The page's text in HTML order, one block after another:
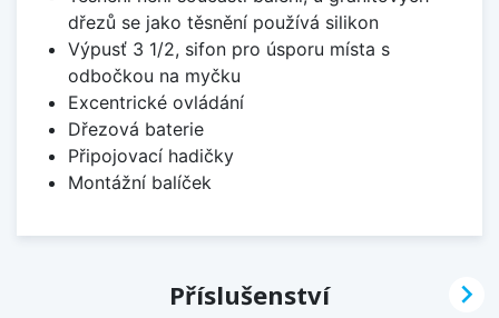
dřezů se jako těsnění používá silikon
Výpusť 3 1/2, sifon pro úsporu místa s
odbočkou na myčku
Excentrické ovládání
Dřezová baterie
Připojovací hadičky
Montážní balíček
Příslušenství 